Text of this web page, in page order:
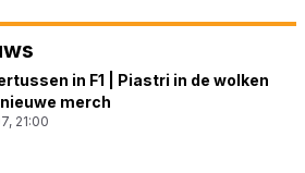
in F1 | Piastri in de wolken
merch
21:00